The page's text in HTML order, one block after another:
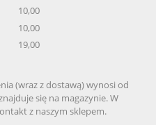
10,00
10,00
19,00
(wraz z dostawą) wynosi od
się na magazynie. W
z naszym sklepem.